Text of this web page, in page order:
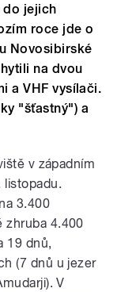
do jejich
roce jde o
Novosibirské
na dvou
a VHF vysílači.
"šťastný") a
v západním
listopadu.
3.400
zhruba 4.400
19 dnů,
(7 dnů u jezer
V